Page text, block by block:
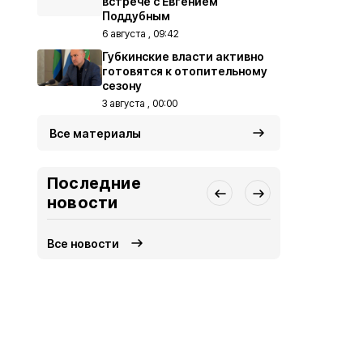
Поддубным
6 августа , 09:42
Губкинские власти активно
готовятся к отопительному
сезону
3 августа , 00:00
Все материалы
Последние
новости
Все новости